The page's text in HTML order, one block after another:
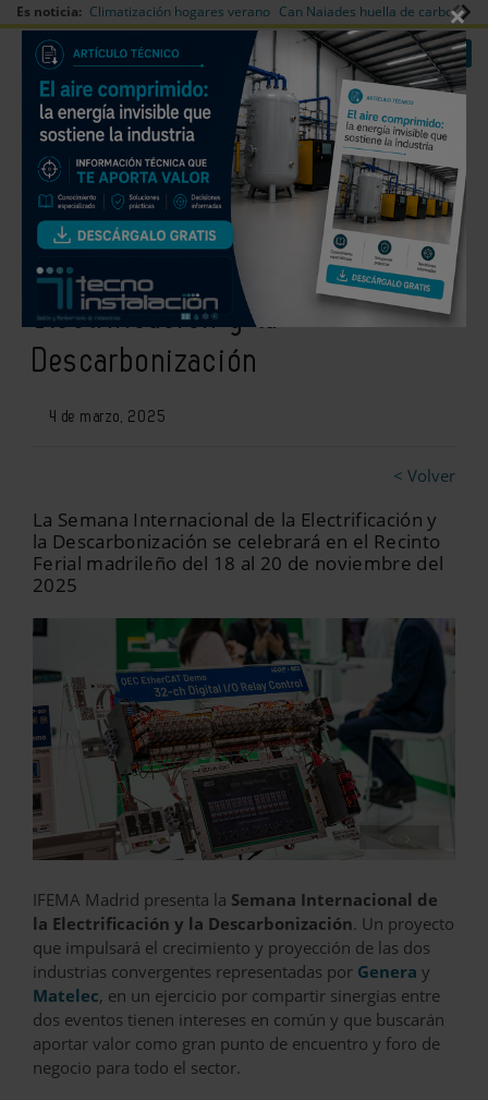
Es noticia: Climatización hogares verano Can Naiades huella de carbono
Redes Sociales Es noticia Login empresas Registro
Genera y Matelec unidas en la
Semana Internacional de la
Electrificación y la
Descarbonización
4 de marzo, 2025
< Volver
La Semana Internacional de la Electrificación y
la Descarbonización se celebrará en el Recinto
Ferial madrileño del 18 al 20 de noviembre del
2025
‹
IFEMA Madrid presenta la Semana Internacional de
la Electrificación y la Descarbonización. Un proyecto
que impulsará el crecimiento y proyección de las dos
industrias convergentes representadas por Genera y
Matelec, en un ejercicio por compartir sinergias entre
dos eventos tienen intereses en común y que buscarán
aportar valor como gran punto de encuentro y foro de
negocio para todo el sector.
×